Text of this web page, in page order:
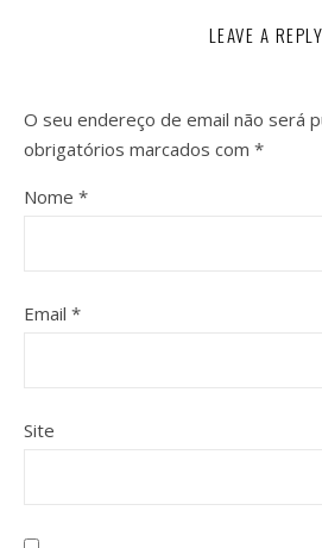
LEAVE A REPLY
O seu endereço de email não será
obrigatórios marcados com *
Nome *
Email *
Site